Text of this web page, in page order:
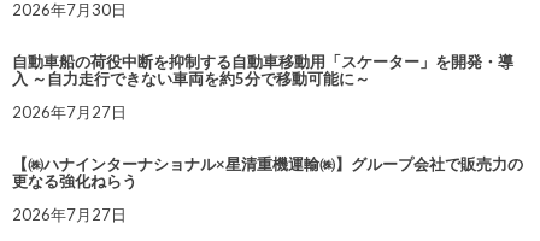
2026年7月30日
自動車船の荷役中断を抑制する自動車移動用「スケーター」を開発・導
入 ～自力走行できない車両を約5分で移動可能に～
2026年7月27日
【㈱ハナインターナショナル×星清重機運輸㈱】グループ会社で販売力の
更なる強化ねらう
2026年7月27日